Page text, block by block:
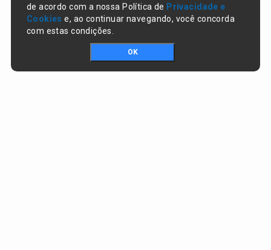
de acordo com a nossa Política de Privacidade e
Cookies e, ao continuar navegando, você concorda
com estas condições.
OK